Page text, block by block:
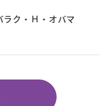
ク・Ｈ・オバマ